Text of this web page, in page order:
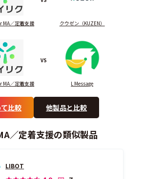
MA／定着支援 クウゼン（KUZEN）
MA／定着支援
VS
L Message
比較 他製品と比較
／定着支援の類似製品
LIBOT